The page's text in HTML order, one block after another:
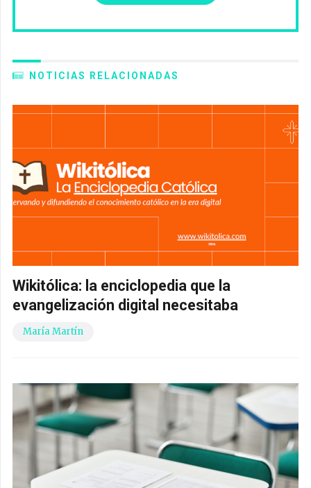
NOTICIAS RELACIONADAS
Wikitólica: la enciclopedia que la
evangelización digital necesitaba
María Martín